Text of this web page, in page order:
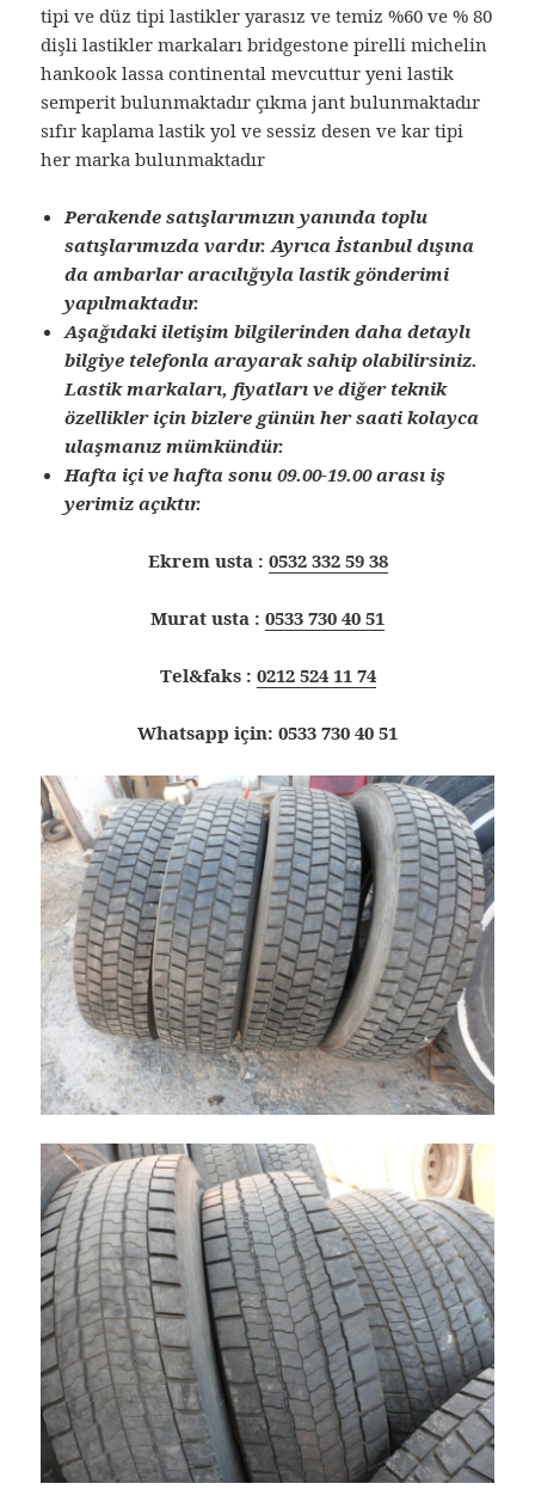
tipi ve düz tipi lastikler yarasız ve temiz %60 ve % 80
dişli lastikler markaları bridgestone pirelli michelin
hankook lassa continental mevcuttur yeni lastik
semperit bulunmaktadır çıkma jant bulunmaktadır
sıfır kaplama lastik yol ve sessiz desen ve kar tipi
her marka bulunmaktadır
Perakende satışlarımızın yanında toplu
satışlarımızda vardır. Ayrıca İstanbul dışına
da ambarlar aracılığıyla lastik gönderimi
yapılmaktadır.
Aşağıdaki iletişim bilgilerinden daha detaylı
bilgiye telefonla arayarak sahip olabilirsiniz.
Lastik markaları, fiyatları ve diğer teknik
özellikler için bizlere günün her saati kolayca
ulaşmanız mümkündür.
Hafta içi ve hafta sonu 09.00-19.00 arası iş
yerimiz açıktır.
Ekrem usta : 0532 332 59 38
Murat usta : 0533 730 40 51
Tel&faks : 0212 524 11 74
Whatsapp için: 0533 730 40 51